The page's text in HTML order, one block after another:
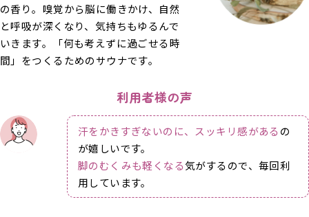
の香り。嗅覚から脳に働きかけ、自然
と呼吸が深くなり、気持ちもゆるんで
いきます。「何も考えずに過ごせる時
間」をつくるためのサウナです。
利用者様の声
汗をかきすぎないのに、スッキリ感がある の
が嬉しいです。
脚のむくみも軽くなる気がするので、毎回利
用しています。